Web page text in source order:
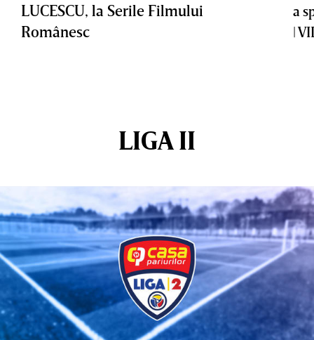
LUCESCU, la Serile Filmului
Românesc
a
|
LIGA II